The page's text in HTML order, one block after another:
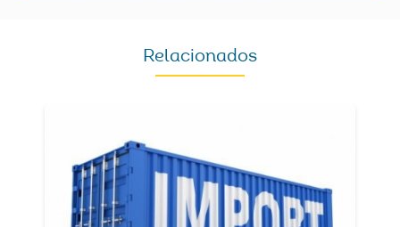
Relacionados